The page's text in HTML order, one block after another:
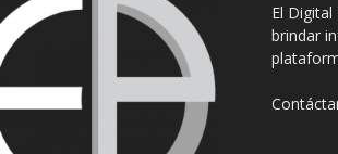
El
brindar